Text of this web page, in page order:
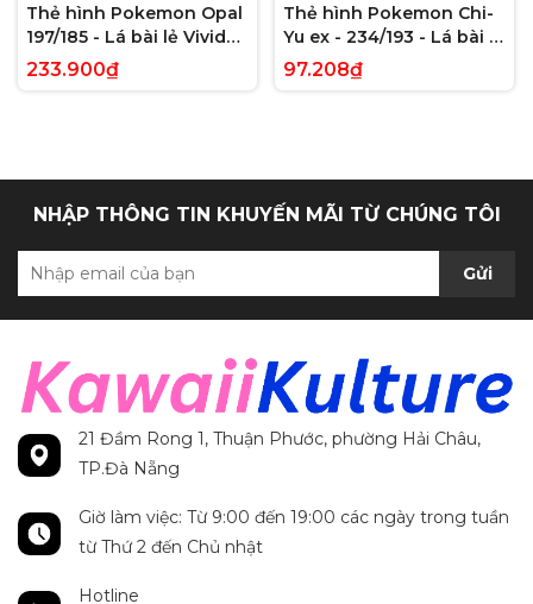
Thẻ hình Pokemon Opal
197/185 - Lá bài lẻ Vivid
Voltage Hyper Rare tiếng
Anh chính hãng
233.900₫
Thẻ hình Pokemon Chi-
Yu ex - 234/193 - Lá bài lẻ
Paldea Evolved Full Art
Secret Rare tiếng Anh
97.208₫
NHẬP THÔNG TIN KHUYẾN MÃI TỪ CHÚNG TÔI
Gửi
21 Đầm Rong 1, Thuận Phước, phường Hải Châu,
TP.Đà Nẵng
Giờ làm việc: Từ 9:00 đến 19:00 các ngày trong tuần
từ Thứ 2 đến Chủ nhật
Hotline